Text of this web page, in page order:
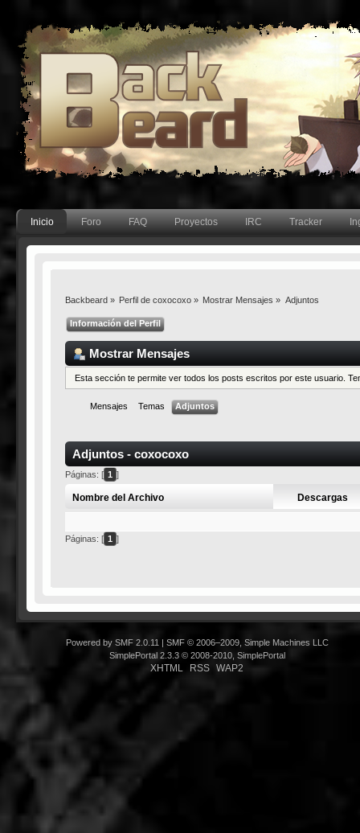
Inicio Foro FAQ Proyectos IRC Tracker
Backbeard» Perfil de coxocoxo» Mostrar Mensajes » Adjuntos
Información del Perfil
Mostrar Mensajes
Esta sección te permite ver todos los posts escritos por este usuario.
Mensajes Temas Adjuntos
Adjuntos - coxocoxo
Páginas: [ 1 ]
Nombre del Archivo Descargas
Páginas: [ 1 ]
Powered by SMF 2.0.11
SMF © 2006–2009, Simple Machines LLC
SimplePortal 2.3.3 © 2008-2010, SimplePortal
XHTML RSS WAP2